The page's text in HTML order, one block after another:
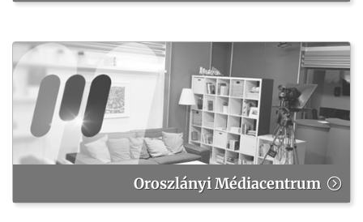
Oroszlányi Médiacentrum